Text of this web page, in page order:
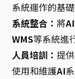
系統運作的基礎
系統整合： 將
WMS等系統進
人員培訓： 提
使用和維護AI